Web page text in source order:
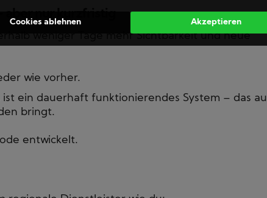
nur kurzfristig
weniger Tage mehr Sichtbarkeit und neue
wie vorher.
ein dauerhaft funktionierendes System – das
bringt.
entwickelt.
Cookies ablehnen Akzeptieren